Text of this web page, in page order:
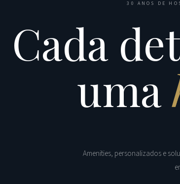
30 ANOS DE
Cada
uma
Amenities, personalizados e